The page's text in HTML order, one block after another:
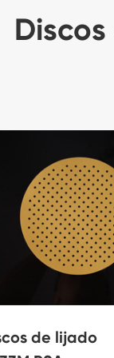
de lijado